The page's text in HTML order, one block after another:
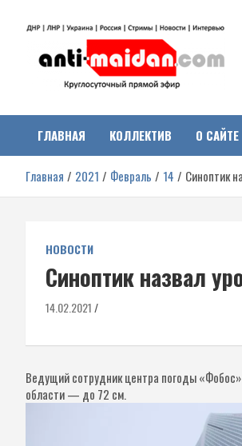
Антимайдан:
Гражданская
Украине
о гражданской войне на Украине, включая
ДНР, ЛНР и других регионах.
ГЛАВНАЯ КОЛЛЕКТИВ О САЙТЕ
Главная 2021 Февраль 14 Синоптик
НОВОСТИ
Синоптик назвал
14.02.2021
Ведущий сотрудник центра погоды
области — до 72 см.